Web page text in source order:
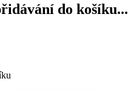
do košíku...